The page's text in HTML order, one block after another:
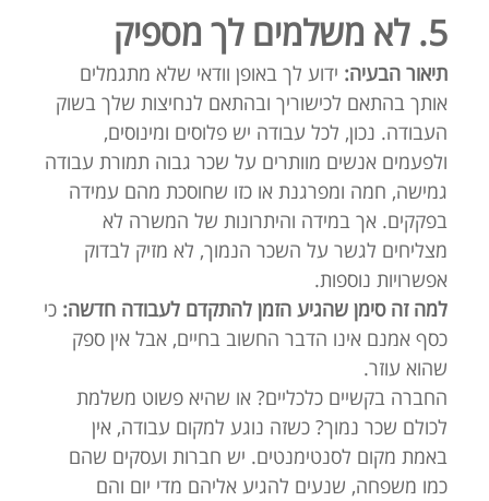
5. לא משלמים לך מספיק
תיאור הבעיה: ידוע לך באופן וודאי שלא מתגמלים
אותך בהתאם לכישוריך ובהתאם לנחיצות שלך בשוק
העבודה. נכון, לכל עבודה יש פלוסים ומינוסים,
ולפעמים אנשים מוותרים על שכר גבוה תמורת עבודה
גמישה, חמה ומפרגנת או כזו שחוסכת מהם עמידה
בפקקים. אך במידה והיתרונות של המשרה לא
מצליחים לגשר על השכר הנמוך, לא מזיק לבדוק
אפשרויות נוספות.
למה זה סימן שהגיע הזמן להתקדם לעבודה חדשה: כי
כסף אמנם אינו הדבר החשוב בחיים, אבל אין ספק
שהוא עוזר.
החברה בקשיים כלכליים? או שהיא פשוט משלמת
לכולם שכר נמוך? כשזה נוגע למקום עבודה, אין
באמת מקום לסנטימנטים. יש חברות ועסקים שהם
כמו משפחה, שנעים להגיע אליהם מדי יום והם